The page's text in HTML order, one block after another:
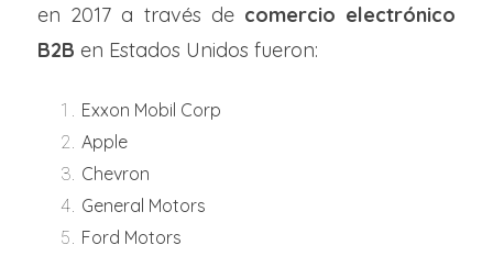
en 2017 a través de comercio electrónico
B2B en Estados Unidos fueron:
Exxon Mobil Corp
Apple
Chevron
General Motors
Ford Motors